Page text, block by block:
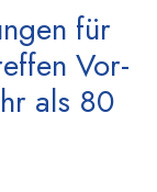
für
Vor-
als 80